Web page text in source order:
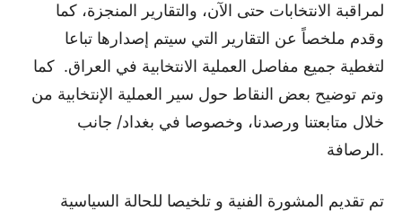
لمراقبة الانتخابات حتى الآن، والتقارير المنجزة، كما
وقدم ملخصاً عن التقارير التي سيتم إصدارها تباعا
لتغطية جميع مفاصل العملية الانتخابية في العراق. كما
وتم توضيح بعض النقاط حول سير العملية الإنتخابية من
خلال متابعتنا ورصدنا، وخصوصا في بغداد/ جانب
الرصافة.
تم تقديم المشورة الفنية و تلخيصا للحالة السياسية